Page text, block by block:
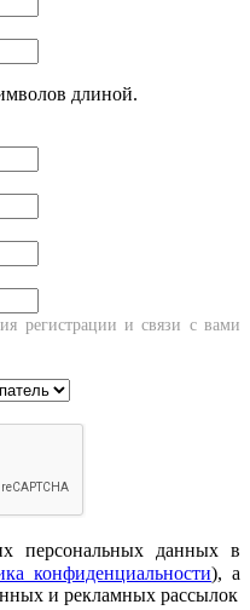
длиной.
регистрации и связи с вами
персональных данных в
конфиденциальности), а
и рекламных рассылок